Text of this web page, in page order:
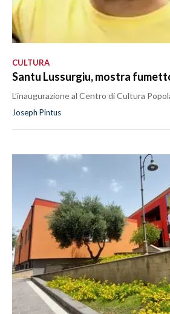
CULTURA
Santu Lussurgiu, mostra
L’inaugurazione al Centro di Cultura
Joseph Pintus